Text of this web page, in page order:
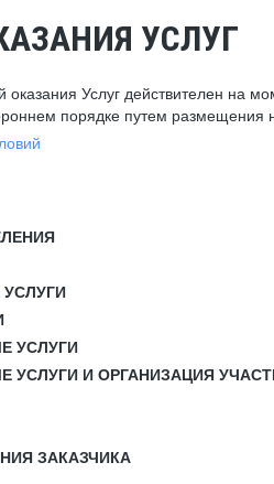
УСЛУГ
оказания Услуг действителен на
порядке путем размещения
УСЛУГИ
УСЛУГИ И ОРГАНИЗАЦИЯ
ЗАКАЗЧИКА